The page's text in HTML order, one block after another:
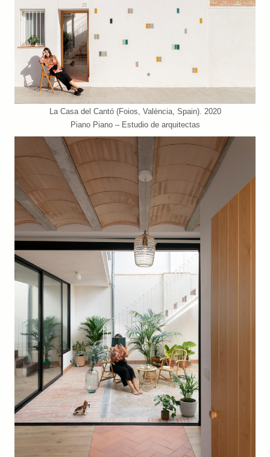
La Casa del Cantó (Foios, València, Spain). 2020
Piano Piano – Estudio de arquitectas